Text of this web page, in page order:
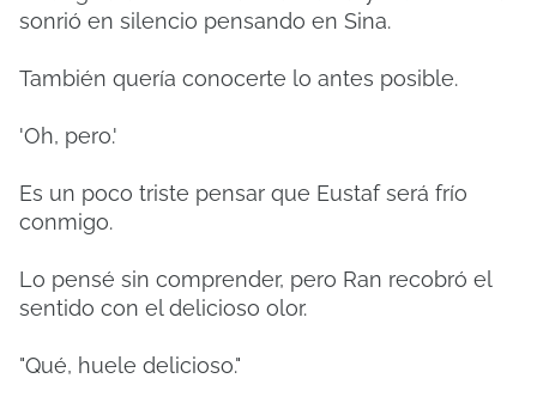
sonrió en silencio pensando en Sina.
También quería conocerte lo antes posible.
'Oh, pero.'
Es un poco triste pensar que Eustaf será frío
conmigo.
Lo pensé sin comprender, pero Ran recobró el
sentido con el delicioso olor.
"Qué, huele delicioso."